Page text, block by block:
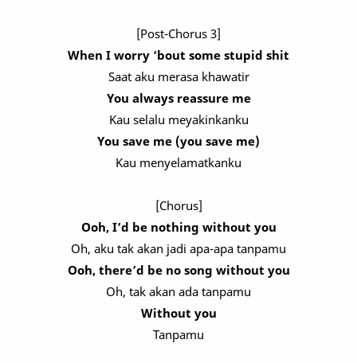
[Post-Chorus 3]
When I worry ‘bout some stupid shit
Saat aku merasa khawatir
You always reassure me
Kau selalu meyakinkanku
You save me (you save me)
Kau menyelamatkanku
[Chorus]
Ooh, I’d be nothing without you
Oh, aku tak akan jadi apa-apa tanpamu
Ooh, there’d be no song without you
Oh, tak akan ada tanpamu
Without you
Tanpamu